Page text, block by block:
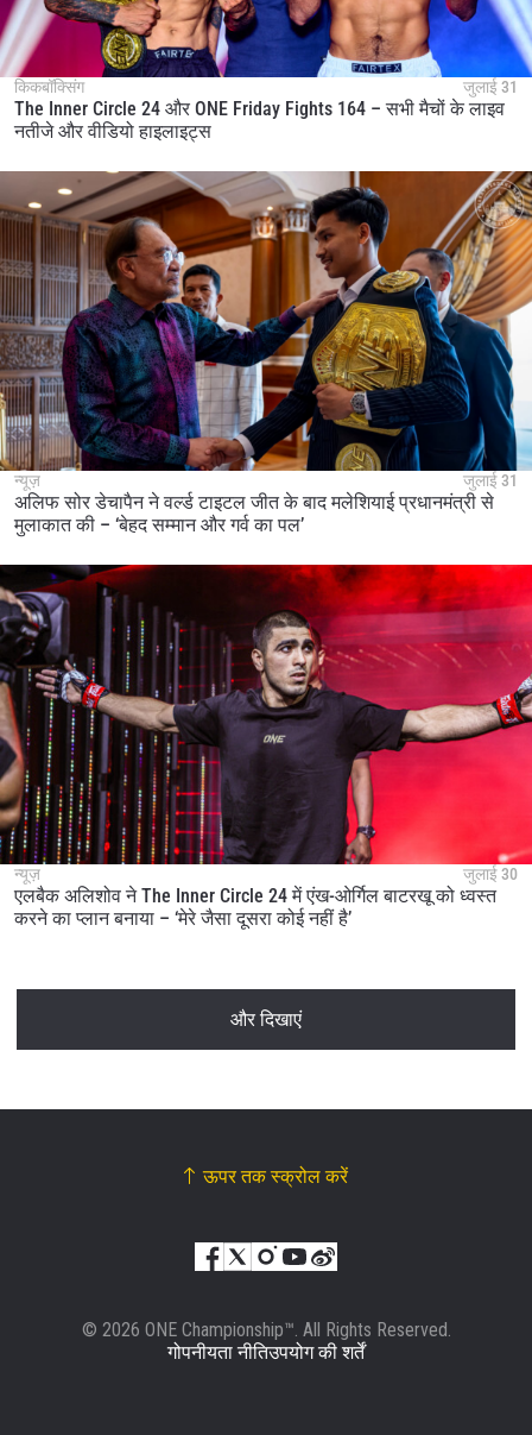
किकबॉक्सिंग जुलाई 31
The Inner Circle 24 और ONE Friday Fights 164 – सभी मैचों के लाइव
नतीजे और वीडियो हाइलाइट्स
न्यूज़ जुलाई 31
अलिफ सोर डेचापैन ने वर्ल्ड टाइटल जीत के बाद मलेशियाई प्रधानमंत्री से
मुलाकात की – ‘बेहद सम्मान और गर्व का पल’
न्यूज़ जुलाई 30
एलबैक अलिशोव ने The Inner Circle 24 में एंख-ओर्गिल बाटरखू को ध्वस्त
करने का प्लान बनाया – ‘मेरे जैसा दूसरा कोई नहीं है’
और दिखाएं
ऊपर तक स्क्रोल करें
© 2026 ONE Championship™. All Rights Reserved.
गोपनीयता नीतिउपयोग की शर्तें